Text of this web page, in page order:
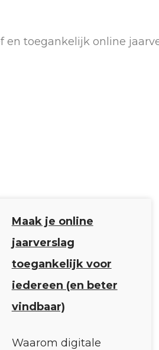
en toegankelijk online
Maak je online
jaarverslag
toegankelijk voor
iedereen (en beter
vindbaar)
Waarom digitale